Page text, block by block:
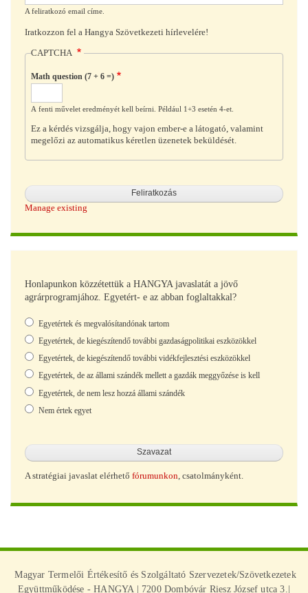
A feliratkozó email címe.
Iratkozzon fel a Hangya Szövetkezeti hírlevelére!
CAPTCHA
Math question (7 + 6 =)
A fenti művelet eredményét kell beírni. Például 1+3 esetén 4-et.
Ez a kérdés vizsgálja, hogy vajon ember-e a látogató, valamint
megelőzi az automatikus kéretlen üzenetek beküldését.
Manage existing
Honlapunkon közzétettük a HANGYA javaslatát a jövő
agrárprogramjához. Egyetért- e az abban foglaltakkal?
Választások
Egyetértek és megvalósítandónak tartom
Egyetértek, de kiegészítendő további gazdaságpolitikai eszközökkel
Egyetértek, de kiegészítendő további vidékfejlesztési eszközökkel
Egyetértek, de az állami szándék mellett a gazdák meggyőzése is kell
Egyetértek, de nem lesz hozzá állami szándék
Nem értek egyet
A stratégiai javaslat elérhető fórumunkon, csatolmányként.
Magyar Termelői Értékesítő és Szolgáltató Szervezetek/Szövetkezetek
Együttműködése - HANGYA | 7200 Dombóvár Riesz József utca 3.|